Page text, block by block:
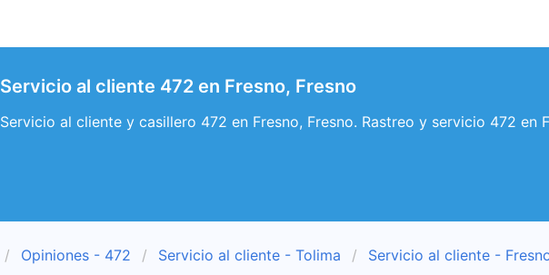
Servicio al cliente 472 en Fresno, Fresno
Servicio al cliente y casillero 472 en Fresno, Fresno. Rastreo y servicio 472 en
Opiniones - 472 Servicio al cliente - Tolima Servicio al cliente -